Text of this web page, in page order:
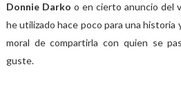
Donnie Darko o en cierto anuncio del
he utilizado hace poco para una
moral de compartirla con quien se
guste.